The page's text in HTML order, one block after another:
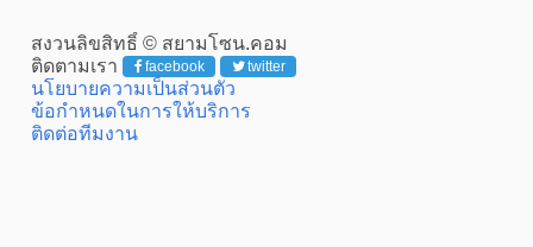
สงวนลิขสิทธิ์ © สยามโซน.คอม
ติดตามเรา
facebook twitter
นโยบายความเป็นส่วนตัว
ข้อกำหนดในการให้บริการ
ติดต่อทีมงาน